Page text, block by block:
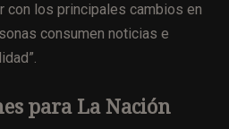
con los principales cambios en
consumen noticias e
para La Nación